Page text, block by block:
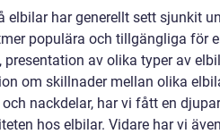
elbilar har generellt sett sjunkit
populära och tillgängliga för
presentation av olika typer av
om skillnader mellan olika
nackdelar, har vi fått en
hos elbilar. Vidare har vi